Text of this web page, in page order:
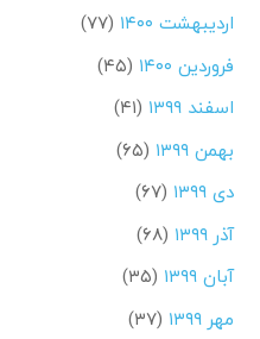
اردیبهشت ۱۴۰۰
(۷۷)
فروردین ۱۴۰۰
(۴۵)
اسفند ۱۳۹۹
(۴۱)
بهمن ۱۳۹۹
(۶۵)
دی ۱۳۹۹
(۶۷)
آذر ۱۳۹۹
(۶۸)
آبان ۱۳۹۹
(۳۵)
مهر ۱۳۹۹
(۳۷)